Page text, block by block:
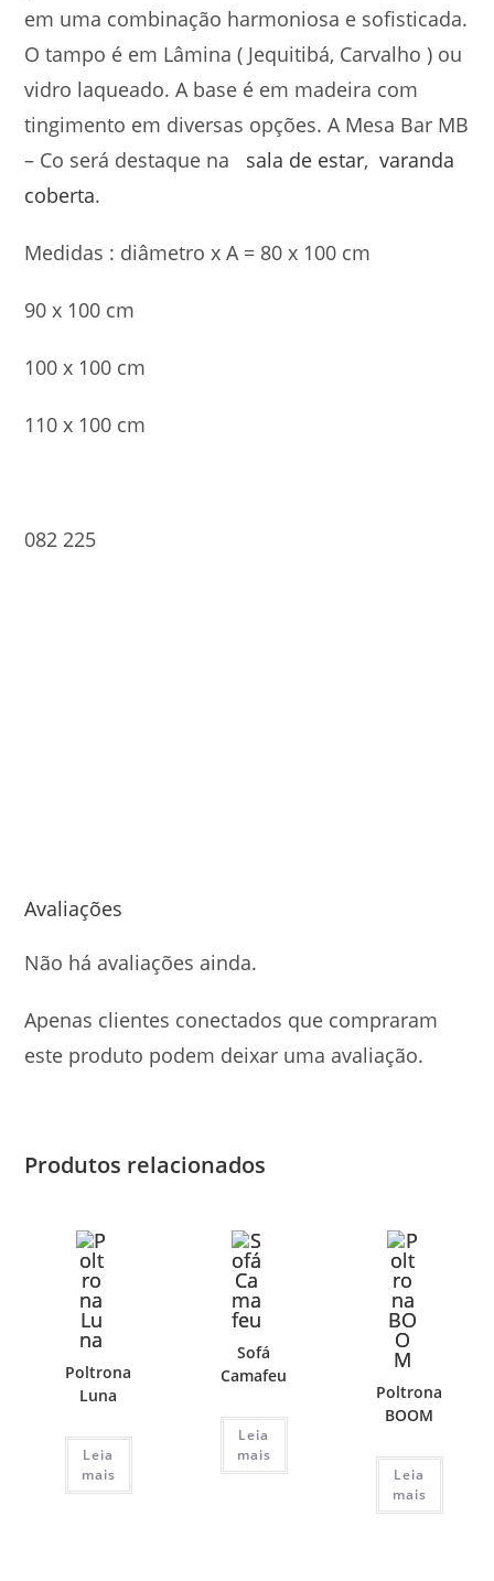
em uma combinação harmoniosa e sofisticada.
O tampo é em Lâmina ( Jequitibá, Carvalho ) ou
vidro laqueado. A base é em madeira com
tingimento em diversas opções. A Mesa Bar MB
– Co será destaque na sala de estar,varanda
coberta.
Medidas : diâmetro x A = 80 x 100 cm
90 x 100 cm
100 x 100 cm
110 x 100 cm
082 225
Avaliações
Não há avaliações ainda.
Apenas clientes conectados que compraram
este produto podem deixar uma avaliação.
Produtos relacionados
Poltrona
Luna
Leia
mais
Sofá
Camafeu
Leia
mais
Poltrona
BOOM
Leia
mais